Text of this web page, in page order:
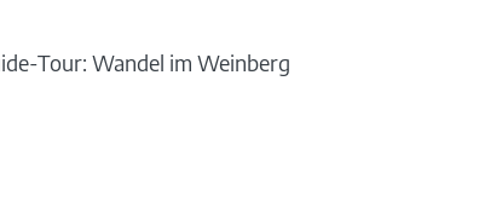
Tour: Wandel im Weinberg